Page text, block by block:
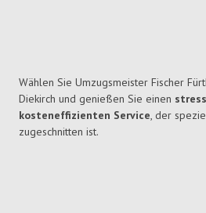
Wählen Sie Umzugsmeister Fischer
Diekirch und genießen Sie einen
kosteneffizienten Service, der
zugeschnitten ist.